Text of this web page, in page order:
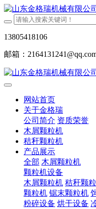
13805418106
邮箱：
网站首页
关于金格瑞
公司简介 资质荣誉
木屑颗粒机
秸秆颗粒机
产品展示
全部 木屑颗粒机
颗粒机设备
木屑颗粒机 秸秆颗
颗粒机 锯末颗粒机
粉碎设备 烘干设备